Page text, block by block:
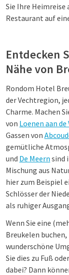
Sie Ihre Heimreise
Restaurant auf
Entdecken
Nähe von
Rondom Hotel
der Vechtregion,
Charme. Machen
von Loenen aan de
Gassen von
gemütliche
und De Meern sind
Mischung aus
hier zum Beispiel
Schlösser der
als ruhiger
Wenn Sie eine
Breukelen buchen,
wunderschöne
Sie dies zu Fuß
dabei? Dann